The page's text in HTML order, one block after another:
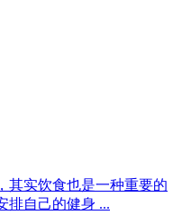
其实饮食也是一种重要的
排自己的健身 ...